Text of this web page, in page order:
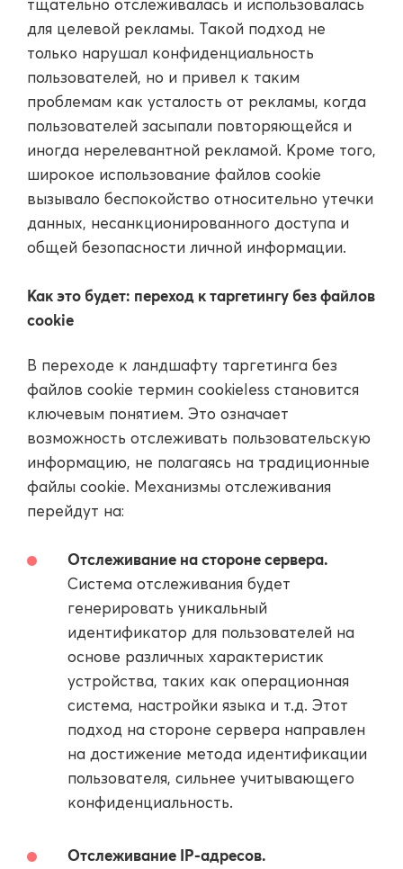
тщательно отслеживалась и использовалась
для целевой рекламы. Такой подход не
только нарушал конфиденциальность
пользователей, но и привел к таким
проблемам как усталость от рекламы, когда
пользователей засыпали повторяющейся и
иногда нерелевантной рекламой. Кроме того,
широкое использование файлов cookie
вызывало беспокойство относительно утечки
данных, несанкционированного доступа и
общей безопасности личной информации.
Как это будет: переход к таргетингу без файлов
cookie
В переходе к ландшафту таргетинга без
файлов cookie термин cookieless становится
ключевым понятием. Это означает
возможность отслеживать пользовательскую
информацию, не полагаясь на традиционные
файлы cookie. Механизмы отслеживания
перейдут на:
Отслеживание на стороне сервера.
Система отслеживания будет
генерировать уникальный
идентификатор для пользователей на
основе различных характеристик
устройства, таких как операционная
система, настройки языка и т.д. Этот
подход на стороне сервера направлен
на достижение метода идентификации
пользователя, сильнее учитывающего
конфиденциальность.
Отслеживание IP-адресов.